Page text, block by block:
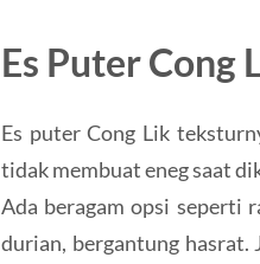
Es Puter Cong
Es puter Cong Lik
tidak membuat eneg saat
Ada beragam opsi seperti
durian, bergantung hasrat.